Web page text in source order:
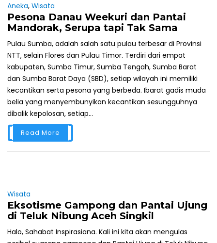
Aneka, Wisata
Pesona Danau Weekuri dan Pantai
Mandorak, Serupa tapi Tak Sama
Pulau Sumba, adalah salah satu pulau terbesar di Provinsi
NTT, selain Flores dan Pulau Timor. Terdiri dari empat
kabupaten, Sumba Timur, Sumba Tengah, Sumba Barat
dan Sumba Barat Daya (SBD), setiap wilayah ini memiliki
kecantikan serta pesona yang berbeda. Ibarat gadis muda
belia yang menyembunyikan kecantikan sesungguhnya
dibalik kepolosan, setiap...
Read More
Wisata
Eksotisme Gampong dan Pantai Ujung
di Teluk Nibung Aceh Singkil
Halo, Sahabat Inspirasiana. Kali ini kita akan mengulas